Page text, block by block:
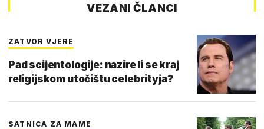
VEZANI ČLANCI
ZATVOR VJERE
Pad scijentologije: nazire li se kraj
religijskom utočištu celebrityja?
SATNICA ZA MAME